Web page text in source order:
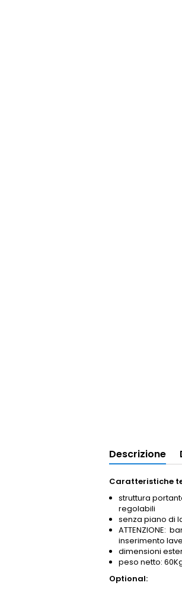
Descrizione
Caratteristiche
struttura
regolabili
senza piano di
ATTENZIONE:
inserimento
dimensioni
peso netto:
Optional: